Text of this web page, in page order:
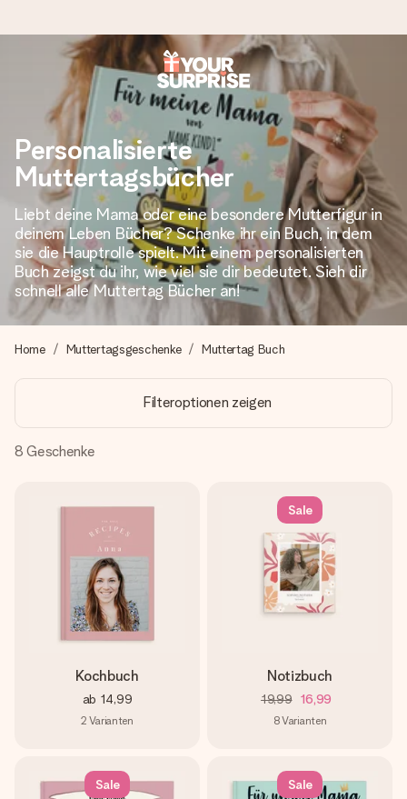
Heute bestellt, in 1 Werktag verschickt
Wir bereiten dein Geschenk sorgfältig vor und schicken es
blitzschnell – damit du es genau zum richtigen Zeitpunkt
überreichen kannst, wenn es am meisten zählt.
4,8 (basierend auf +15.000 Bewertungen)
Unsere Geschenke begeistern. Kunden bewerten uns mit
4,8 bei Google Reviews (Gesamtergebnis aller Länder, in
die wir versenden).
+49 39292 929695
Montag - Freitag : 8:30 - 17:00 Uhr
Samstag - Sonntag : 8:30 - 13:00 Uhr
Personalisierte
Muttertagsbücher
Liebt deine Mama oder eine besondere Mutterfigur in
deinem Leben Bücher? Schenke ihr ein Buch, in dem
sie die Hauptrolle spielt. Mit einem personalisierten
Buch zeigst du ihr, wie viel sie dir bedeutet. Sieh dir
schnell alle Muttertag Bücher an!
Home Muttertagsgeschenke Muttertag Buch
Filteroptionen zeigen
8 Geschenke
Kochbuch
ab 14,99
2 Varianten
Sale
Notizbuch
19,99 16,99
8Varianten
Sale Sale